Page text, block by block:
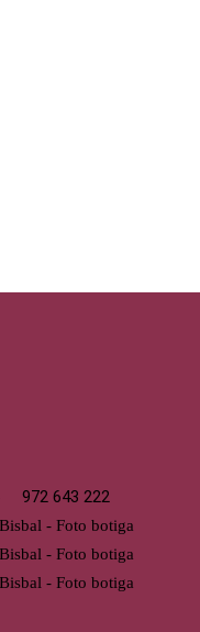
972 643 222